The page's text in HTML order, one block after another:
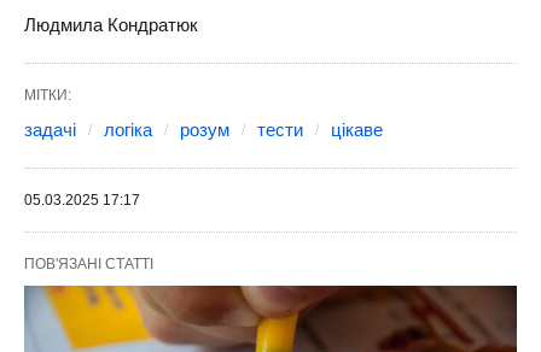
Людмила Кондратюк
МІТКИ:
задачі логіка розум тести цікаве
05.03.2025 17:17
ПОВ'ЯЗАНІ СТАТТІ